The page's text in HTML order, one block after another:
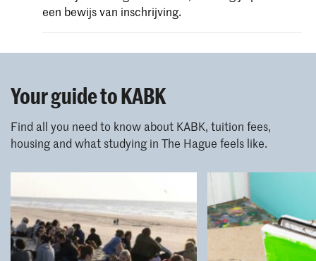
Eenbewijs van Engelse taalvaardigheid
Online Application.
een bewijs van inschrijving.
Your guide to KABK
Find all you need to know about KABK, tuition fees,
housing and what studying in The Hague feels like.